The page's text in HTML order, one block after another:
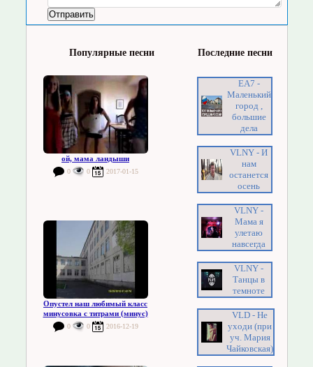
Популярные песни
ой, мама ландыши
0 0 2017-01-15
Опустел наш любимый класс
минусовка с титрами (минус)
0 0 2016-12-19
Последние песни
EA7 -
Маленький
город ,
большие
дела
VLNY - И
нам
останется
осень
VLNY -
Мама я
улетаю
навсегда
VLNY -
Танцы в
темноте
VLD - Не
уходи (при
уч. Мария
Чайковская)